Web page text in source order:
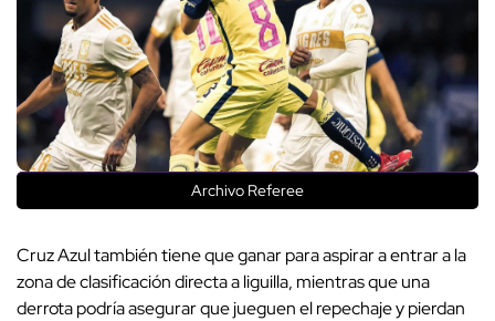
Archivo Referee
Cruz Azul también tiene que ganar para aspirar a entrar a la
zona de clasificación directa a liguilla, mientras que una
derrota podría asegurar que jueguen el repechaje y pierdan